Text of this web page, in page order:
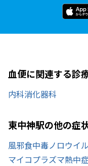
血便に関連する診
内科消化器科
東中神駅の他の症
風邪食中毒ノロウイ
マイコプラズマ熱中